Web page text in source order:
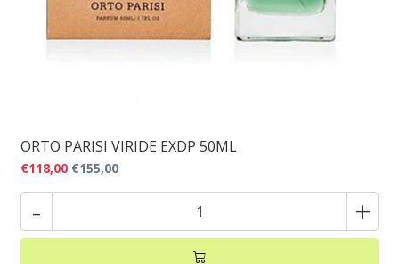
ORTO PARISI VIRIDE EXDP 50ML
€118,00 €155,00
- +